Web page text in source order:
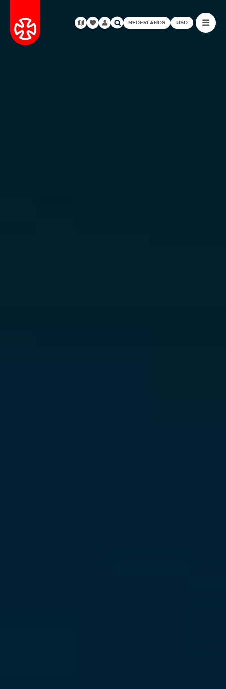
NEDERLANDS USD